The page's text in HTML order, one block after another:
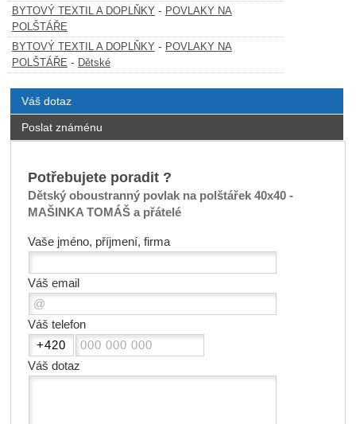
BYTOVÝ TEXTIL A DOPLŇKY - POVLAKY NA
POLŠTÁŘE
BYTOVÝ TEXTIL A DOPLŇKY - POVLAKY NA
POLŠTÁŘE - Dětské
Váš dotaz
Poslat známénu
Potřebujete poradit ?
Dětský oboustranný povlak na polštářek 40x40 -
MAŠINKA TOMÁŠ a přátelé
Vaše jméno, příjmení, firma
Váš email
Váš telefon
Váš dotaz